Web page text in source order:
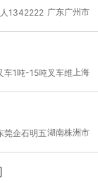
层纸，使我公司产品
了可靠的技术质量保
广东广州市
1342222
上海
车1吨-15吨叉车维
湖南株洲市
莞企石明五
种五金制品、喷粉、喷
喷粉、喷油烤漆经验